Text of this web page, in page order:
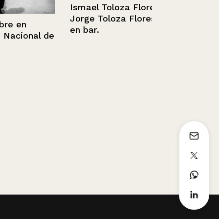
de
Ismael Toloza Flores y
Jorge Toloza Flores
en bar.